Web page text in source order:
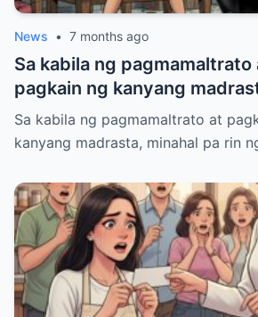
News • 7 months ago
Sa kabila ng
pagkain ng kanyang
rin ng 7-taong-gulang na
kanyang kapatid sa ama
paulit-ulit siyang sinugod
bahay, habang tumatahol
Sa kabila ng pagmamaltrato at
kanyang madrasta, minahal pa rin